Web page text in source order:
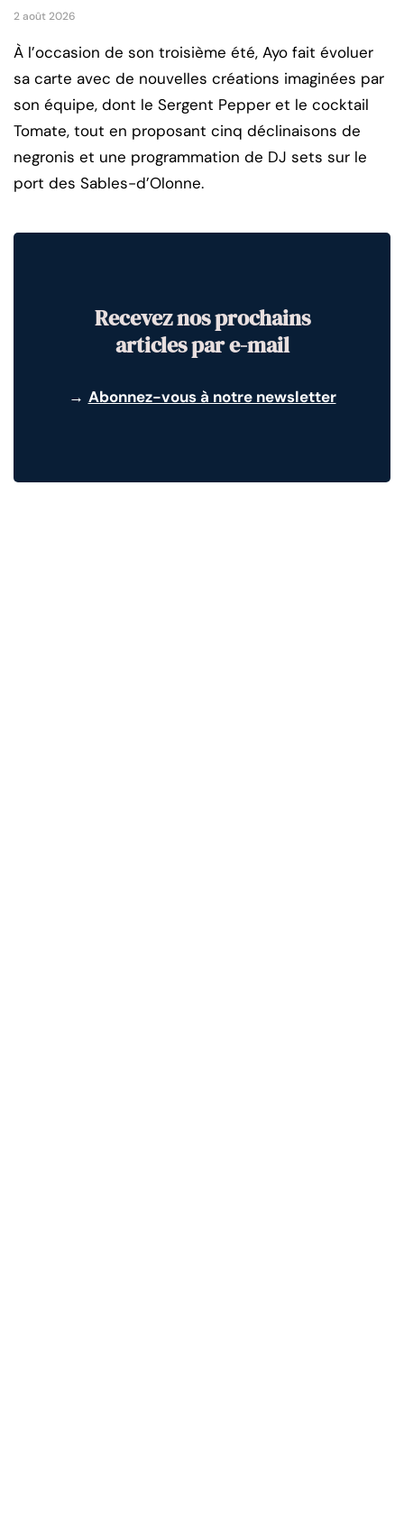
2 août 2026
À l’occasion de son troisième été, Ayo fait évoluer
sa carte avec de nouvelles créations imaginées par
son équipe, dont le Sergent Pepper et le cocktail
Tomate, tout en proposant cinq déclinaisons de
negronis et une programmation de DJ sets sur le
port des Sables-d’Olonne.
Recevez nos prochains
articles par e-mail
→ Abonnez-vous à notre newsletter